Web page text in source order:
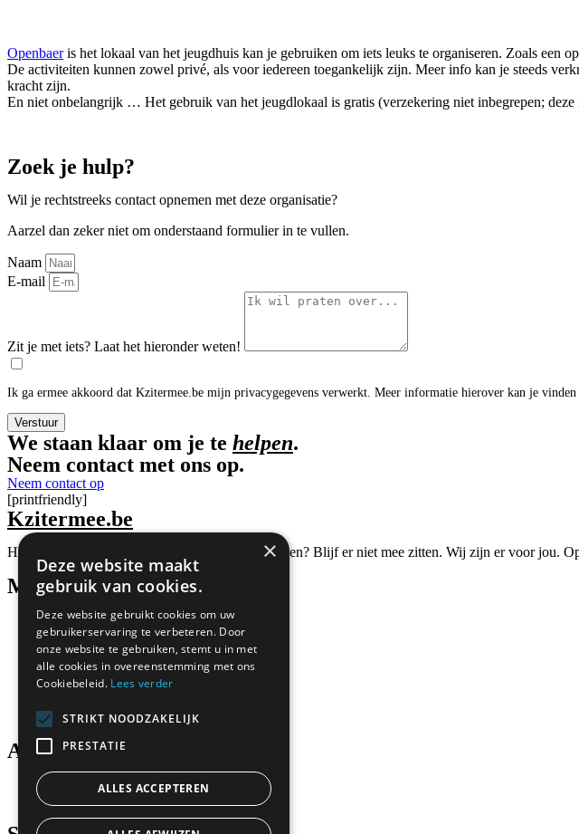
Openbaeris het lokaal van het jeugdhuis kan je gebruiken om iets leuks te organiseren. Zoals
De activiteiten kunnen zowel privé, als voor iedereen toegankelijk zijn. Meer info kan je steeds
kracht zijn.
En niet onbelangrijk … Het gebruik van het jeugdlokaal is gratis (verzekering niet inbegrepen;
Zoek je hulp?
Wil je rechtstreeks contact opnemen met deze organisatie?
Aarzel dan zeker niet om onderstaand formulier in te vullen.
Naam
E-mail
Zit je met iets? Laat het hieronder weten!
Ik ga ermee akkoord dat Kzitermee.be mijn privacygegevens verwerkt. Meer informatie hierover kan je vinden
Verstuur
We staan klaar om je te helpen.
Neem contact met ons op.
Neem contact op
[printfriendly]
Kzitermee.be
Heb je het moeilijk en weet je niet wat je moet doen? Blijf er niet mee zitten. Wij zijn er voor jou.
Menu
Mezelf helpen
Bezorgd om iemand
Professionals
In de buurt
Dringende hulp
Over ons
Algemeen
Privacy Policy
Cookie Policy
×
Deze website maakt
gebruik van cookies.
Deze website gebruikt cookies om uw
gebruikerservaring te verbeteren. Door
onze website te gebruiken, stemt u in met
alle cookies in overeenstemming met ons
Cookiebeleid. Lees verder
STRIKT NOODZAKELIJK
PRESTATIE
ALLES ACCEPTEREN